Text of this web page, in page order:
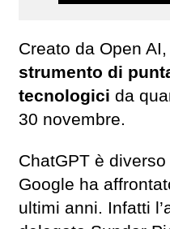
Creato da Open AI,
strumento di
tecnologici da
30 novembre.
ChatGPT è
Google ha
ultimi anni. Infatti